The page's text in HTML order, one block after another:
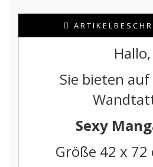
Hallo,
Sie bieten auf
Sexy
Größe 42 x 72